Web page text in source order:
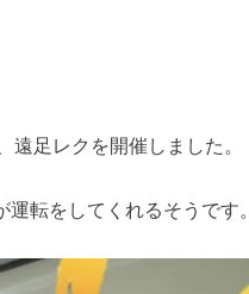
遠足レクを開催しました。
転をしてくれるそうです。